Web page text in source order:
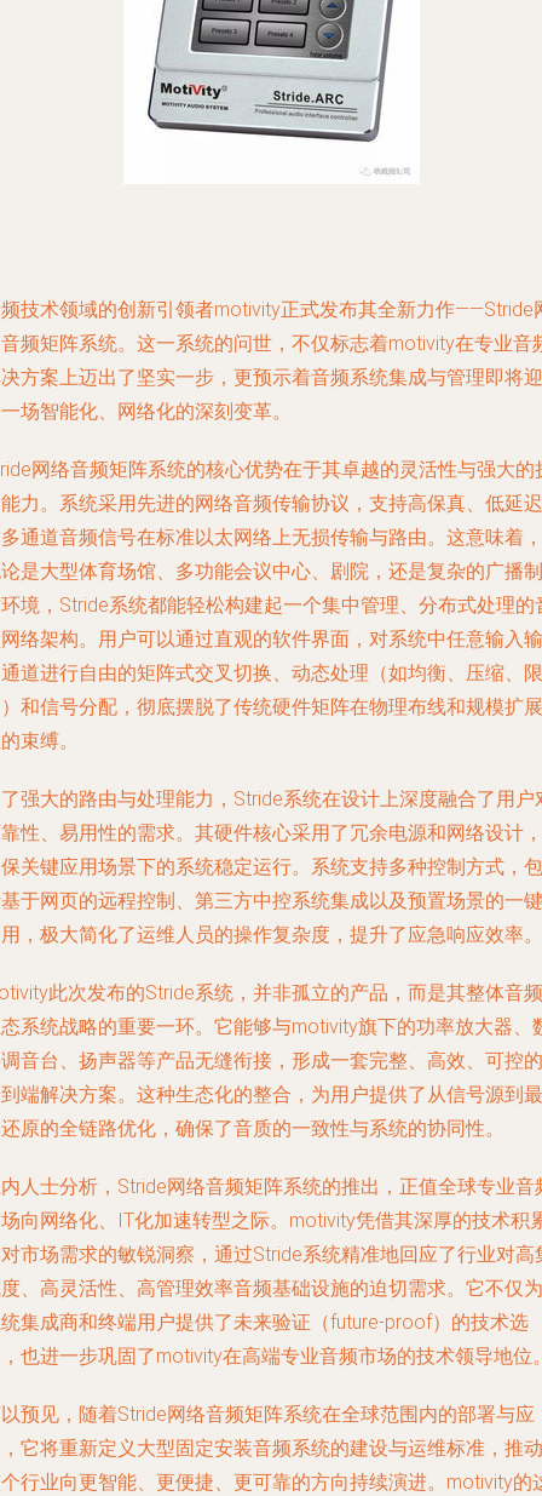
技术领域的创新引领者motivity正式发布其全新力作——Stride
频矩阵系统。这一系统的问世，不仅标志着motivity在专业音
方案上迈出了坚实一步，更预示着音频系统集成与管理即将迎
场智能化、网络化的深刻变革。
网络音频矩阵系统的核心优势在于其卓越的灵活性与强大的
力。系统采用先进的网络音频传输协议，支持高保真、低延迟
通道音频信号在标准以太网络上无损传输与路由。这意味着，
是大型体育场馆、多功能会议中心、剧院，还是复杂的广播制
境，Stride系统都能轻松构建起一个集中管理、分布式处理的
络架构。用户可以通过直观的软件界面，对系统中任意输入输
道进行自由的矩阵式交叉切换、动态处理（如均衡、压缩、限
和信号分配，彻底摆脱了传统硬件矩阵在物理布线和规模扩展
束缚。
强大的路由与处理能力，Stride系统在设计上深度融合了用户
性、易用性的需求。其硬件核心采用了冗余电源和网络设计，
关键应用场景下的系统稳定运行。系统支持多种控制方式，包
于网页的远程控制、第三方中控系统集成以及预置场景的一键
，极大简化了运维人员的操作复杂度，提升了应急响应效率。
此次发布的Stride系统，并非孤立的产品，而是其整体音频
系统战略的重要一环。它能够与motivity旗下的功率放大器、
音台、扬声器等产品无缝衔接，形成一套完整、高效、可控的
端解决方案。这种生态化的整合，为用户提供了从信号源到最
原的全链路优化，确保了音质的一致性与系统的协同性。
人士分析，Stride网络音频矩阵系统的推出，正值全球专业音
向网络化、IT化加速转型之际。motivity凭借其深厚的技术积
市场需求的敏锐洞察，通过Stride系统精准地回应了行业对高
、高灵活性、高管理效率音频基础设施的迫切需求。它不仅为
集成商和终端用户提供了未来验证（future-proof）的技术选
也进一步巩固了motivity在高端专业音频市场的技术领导地位
预见，随着Stride网络音频矩阵系统在全球范围内的部署与应
它将重新定义大型固定安装音频系统的建设与运维标准，推动
行业向更智能、更便捷、更可靠的方向持续演进。motivity的